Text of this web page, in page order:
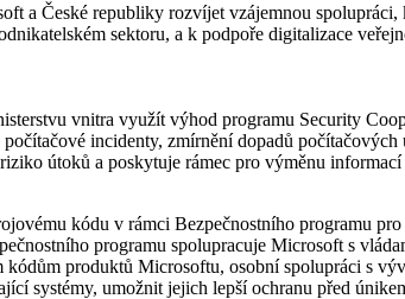
a České republiky rozvíjet vzájemnou
sektoru, a k podpoře digitalizace
vnitra využít výhod programu Security
incidenty, zmírnění dopadů
útoků a poskytuje rámec pro výměnu
kódu v rámci Bezpečnostního programu
programu spolupracuje Microsoft s
produktů Microsoftu, osobní spolupráci s
systémy, umožnit jejich lepší ochranu před